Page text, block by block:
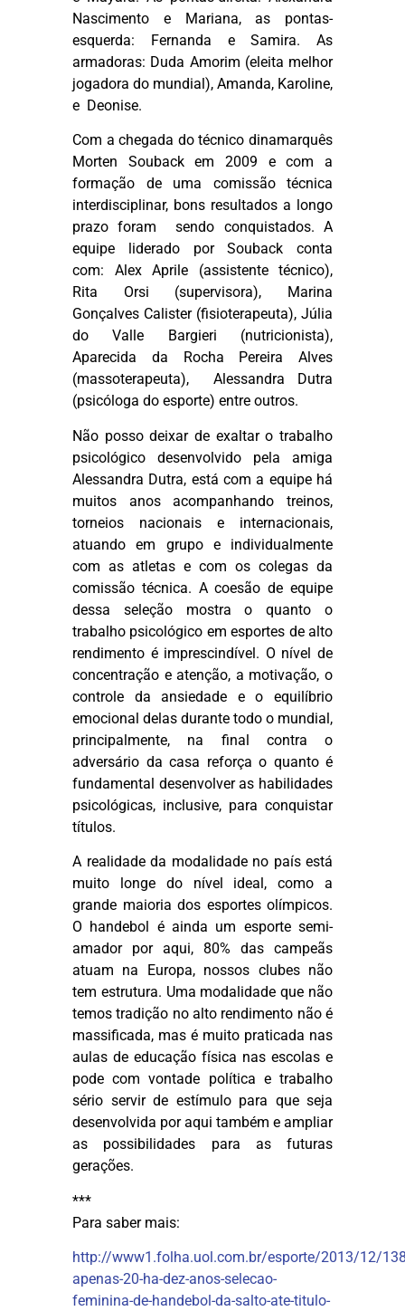
Nascimento e Mariana, as pontas-
esquerda: Fernanda e Samira. As
armadoras: Duda Amorim (eleita melhor
jogadora do mundial), Amanda, Karoline,
e Deonise.
Com a chegada do técnico dinamarquês
Morten Souback em 2009 e com a
formação de uma comissão técnica
interdisciplinar, bons resultados a longo
prazo foram sendo conquistados. A
equipe liderado por Souback conta
com: Alex Aprile (assistente técnico),
Rita Orsi (supervisora), Marina
Gonçalves Calister (fisioterapeuta), Júlia
do Valle Bargieri (nutricionista),
Aparecida da Rocha Pereira Alves
(massoterapeuta), Alessandra Dutra
(psicóloga do esporte) entre outros.
Não posso deixar de exaltar o trabalho
psicológico desenvolvido pela amiga
Alessandra Dutra, está com a equipe há
muitos anosacompanhando treinos,
torneios nacionais e internacionais,
atuando em grupo e individualmente
com as atletas e com os colegas da
comissão técnica. A coesão de equipe
dessa seleção mostra o quanto o
trabalho psicológico em esportes de alto
rendimento é imprescindível. O nível de
concentração e atenção, a motivação, o
controle da ansiedade e o equilíbrio
emocional delas durante todo o mundial,
principalmente, na final contra o
adversário da casa reforça o quanto é
fundamental desenvolver as habilidades
psicológicas, inclusive, para conquistar
títulos.
A realidade da modalidade no país está
muito longe do nível ideal, como a
grande maioria dos esportes olímpicos.
O handebol é ainda um esporte semi-
amador por aqui, 80% das campeãs
atuam na Europa, nossos clubes não
tem estrutura. Uma modalidade que não
temos tradição no alto rendimento não é
massificada, mas é muito praticada nas
aulas de educação física nas escolas e
pode com vontade política e trabalho
sério servir de estímulo para que seja
desenvolvida por aqui também e ampliar
as possibilidades para as futuras
gerações.
***
Para saber mais:
http://www1.folha.uol.com.br/esporte/2013/12/
apenas-20-ha-dez-anos-selecao-
feminina-de-handebol-da-salto-ate-titulo-